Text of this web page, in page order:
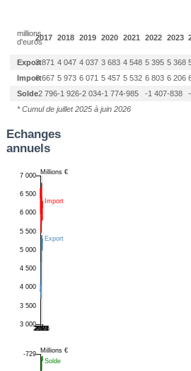
millions
d'euros2017 2018 2019 2020 2021 2022 2023
Export3 871 4 047 4 037 3 683 4 548 5 395 5 368
Import6 667 5 973 6 071 5 457 5 532 6 803 6 206
Solde-2 796-1 926-2 034-1 774-985 -1 407-838
* Cumul de juillet 2025 à juin 2026
Echanges
annuels